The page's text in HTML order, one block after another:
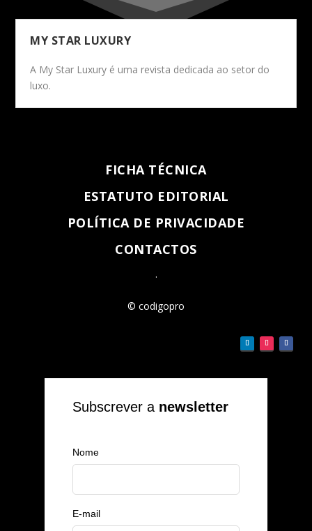
MY STAR LUXURY
A My Star Luxury é uma revista dedicada ao setor do
luxo.
FICHA TÉCNICA
ESTATUTO EDITORIAL
POLÍTICA DE PRIVACIDADE
CONTACTOS
.
© codigopro
Subscrever a newsletter
Nome
E-mail